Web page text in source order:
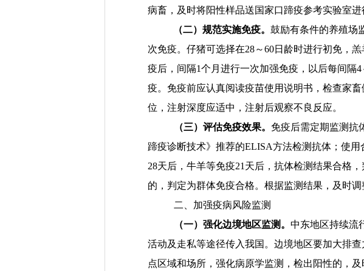
病畜，及时将阳性样品送国家口蹄疫参考实验室
（二）规范实施免疫。 鼓励有条件的养殖场
次免疫。仔猪可选择在28～60日龄时进行初免，羔
疫后， 间隔1个月进行一次加强免疫，以后每间隔4
疫。免疫前应认真阅读疫苗使用说明书，检查家
位， 注射深度应适中，注射后观察不良反应。
（三）评估免疫效果。 免疫后需定期监测抗
蹄疫诊断技术》推荐的ELISA方法检测抗体；使用
28天后 ，牛羊等免疫21 天后，抗体检测结果合格
的，判定为群体免疫合格。根据监测结果，及时调
二 、加强疫病风险监测
（一）强化边境地区监测。 中东地区持续流
活动及 走私等途径传入我国。边境地区要加大排
点区域和场所 ， 强化病原学监测 ， 检出阳性的，